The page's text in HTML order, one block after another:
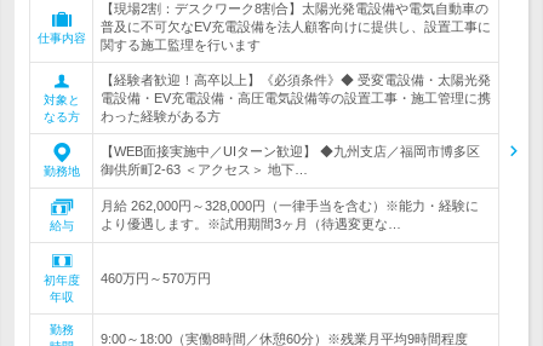
仕事内容
【現場2割：デスクワーク8割合】太陽光発電設備や電気自動車の
普及に不可欠なEV充電設備を法人顧客向けに提供し、設置工事に
関する施工監理を行います
対象と
なる方
【経験者歓迎！高卒以上】《必須条件》◆ 受変電設備・太陽光発
電設備・EV充電設備・高圧電気設備等の設置工事・施工管理に携
わった経験がある方
勤務地
【WEB面接実施中／UIターン歓迎】 ◆九州支店／福岡市博多区
御供所町2-63 ＜アクセス＞ 地下…
給与
月給 262,000円～328,000円（一律手当を含む）※能力・経験に
より優遇します。※試用期間3ヶ月（待遇変更な…
初年度
年収
460万円～570万円
勤務
9:00～18:00（実働8時間／休憩60分）※残業月平均9時間程度